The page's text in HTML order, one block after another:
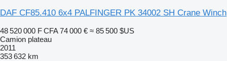
DAF CF85.410 6x4 PALFINGER PK 34002 SH Crane Winch
48 520 000 F CFA 74 000 € ≈ 85 500 $US
Camion plateau
2011
353 632 km